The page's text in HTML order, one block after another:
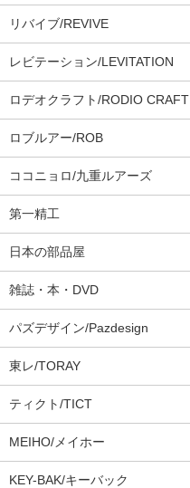
リバイブ/REVIVE
レビテーション/LEVITATION
ロデオクラフト/RODIO CRAFT
ロブルアー/ROB
ココニョロ/九重ルアーズ
第一精工
日本の部品屋
雑誌・本・DVD
パズデザイン/Pazdesign
東レ/TORAY
ティクト/TICT
MEIHO/メイホー
KEY-BAK/キーバック